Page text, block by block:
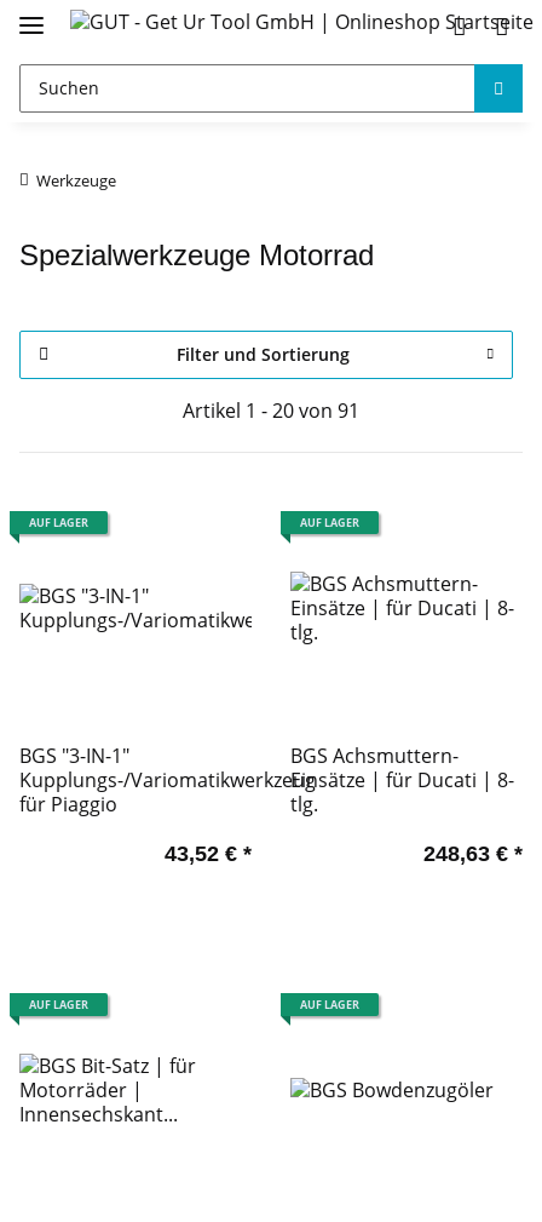
Werkzeuge
Spezialwerkzeuge Motorrad
Filter und Sortierung
Artikel 1 - 20 von 91
AUF LAGER
BGS "3-IN-1"
Kupplungs-/Variomatikwerkzeug
für Piaggio
43,52 € *
AUF LAGER
BGS Achsmuttern-
Einsätze | für Ducati | 8-
tlg.
248,63 € *
AUF LAGER AUF LAGER